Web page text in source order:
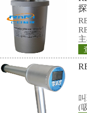
据6月28日
家发现，经
可减少多达
在人体的腰
磁波将辐射
响使用者的